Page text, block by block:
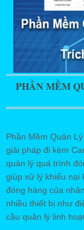
PHẦN MỀM
Phần Mềm Quản
giải pháp đi kèm
quản lý quá trình
giúp xử lý khiếu nại
đóng hàng của
nhiều thiết bị như
cầu quản lý linh